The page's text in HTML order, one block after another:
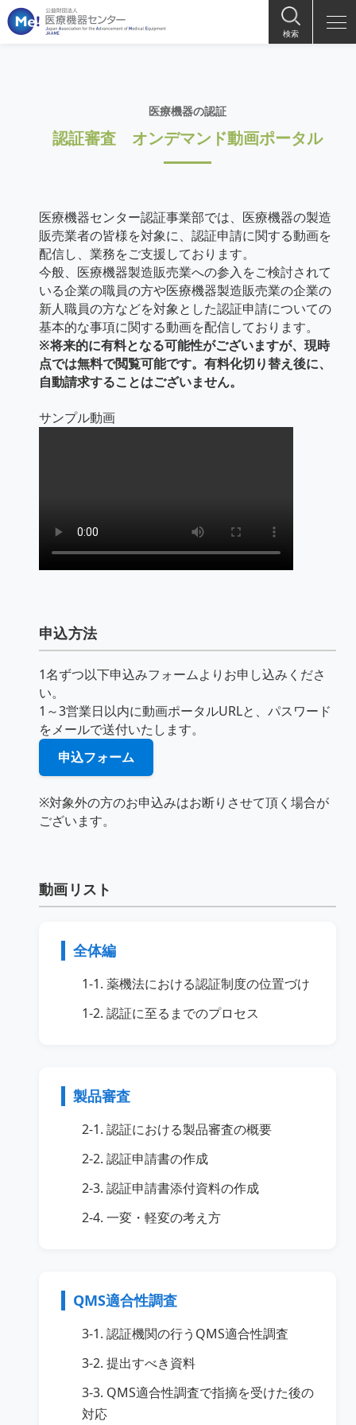
検索
医療機器の認証
認証審査 オンデマンド動画ポータル
医療機器センター認証事業部では、医療機器の製造
販売業者の皆様を対象に、認証申請に関する動画を
配信し、業務をご支援しております。
今般、医療機器製造販売業への参入をご検討されて
いる企業の職員の方や医療機器製造販売業の企業の
新人職員の方などを対象とした認証申請についての
基本的な事項に関する動画を配信しております。
※将来的に有料となる可能性がございますが、現時
点では無料で閲覧可能です。有料化切り替え後に、
自動請求することはございません。
サンプル動画
申込方法
1名ずつ以下申込みフォームよりお申し込みくださ
い。
1～3営業日以内に動画ポータルURLと、パスワード
をメールで送付いたします。
申込フォーム
※対象外の方のお申込みはお断りさせて頂く場合が
ございます。
動画リスト
全体編
1-1. 薬機法における認証制度の位置づけ
1-2. 認証に至るまでのプロセス
製品審査
2-1. 認証における製品審査の概要
2-2. 認証申請書の作成
2-3. 認証申請書添付資料の作成
2-4. 一変・軽変の考え方
QMS適合性調査
3-1. 認証機関の行うQMS適合性調査
3-2. 提出すべき資料
3-3. QMS適合性調査で指摘を受けた後の
対応